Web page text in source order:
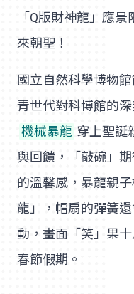
「Q版財神龍」應
來朝聖！
國立自然科學博物
青世代對科博館的
機械暴龍 穿上聖誕
與回饋，「敲碗」
的溫馨感，暴龍親
龍」，帽扇的彈簧
動，畫面「笑」果
春節假期。